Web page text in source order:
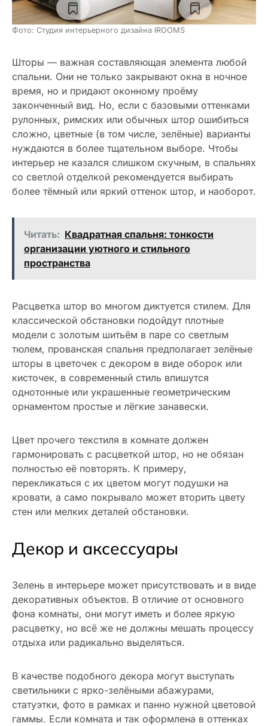
Фото: Студия интерьерного дизайна IROOMS
Шторы — важная составляющая элемента любой
спальни. Они не только закрывают окна в ночное
время, но и придают оконному проёму
законченный вид. Но, если с базовыми оттенками
рулонных, римских или обычных штор ошибиться
сложно, цветные (в том числе, зелёные) варианты
нуждаются в более тщательном выборе. Чтобы
интерьер не казался слишком скучным, в спальнях
со светлой отделкой рекомендуется выбирать
более тёмный или яркий оттенок штор, и наоборот.
Читать: Квадратная спальня: тонкости
организации уютного и стильного
пространства
Расцветка штор во многом диктуется стилем. Для
классической обстановки подойдут плотные
модели с золотым шитьём в паре со светлым
тюлем, прованская спальня предполагает зелёные
шторы в цветочек с декором в виде оборок или
кисточек, в современный стиль впишутся
однотонные или украшенные геометрическим
орнаментом простые и лёгкие занавески.
Цвет прочего текстиля в комнате должен
гармонировать с расцветкой штор, но не обязан
полностью её повторять. К примеру,
перекликаться с их цветом могут подушки на
кровати, а само покрывало может вторить цвету
стен или мелких деталей обстановки.
Декор и аксессуары
Зелень в интерьере может присутствовать и в виде
декоративных объектов. В отличие от основного
фона комнаты, они могут иметь и более яркую
расцветку, но всё же не должны мешать процессу
отдыха или радикально выделяться.
В качестве подобного декора могут выступать
светильники с ярко-зелёными абажурами,
статуэтки, фото в рамках и панно нужной цветовой
гаммы. Если комната и так оформлена в оттенках